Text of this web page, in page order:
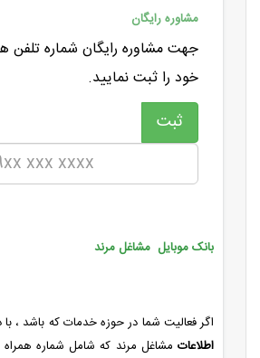
مشاوره رایگان
جهت مشاوره رایگان شماره تلفن
خود را ثبت نمایید.
بانک موبایل مشاغل مرند
اگر فعالیت شما در حوزه خدمات که باشد ، با
اطلاعات مشاغل مرند که شامل شماره